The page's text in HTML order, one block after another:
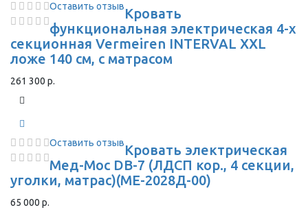
Оставить отзывКровать
функциональная электрическая 4-х
секционная Vermeiren INTERVAL XXL
ложе 140 см, с матрасом
261 300 р.
Оставить отзывКровать электрическая
Мед-Мос DB-7 (ЛДСП кор., 4 секции,
уголки, матрас)(МЕ-2028Д-00)
65 000 р.